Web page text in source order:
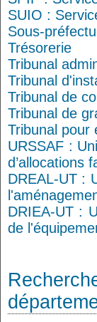
SUIO :
Sous-
Trésorerie
Tribunal
Tribunal
Tribunal de
Tribunal de
Tribunal pour
URSSAF :
d’allocations
DREAL-UT :
DRIEA-UT :
de